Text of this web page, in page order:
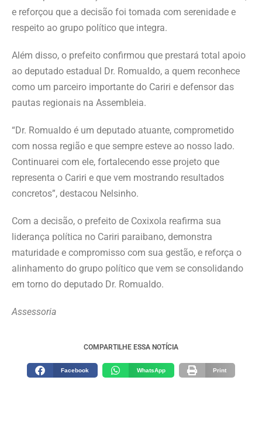
e reforçou que a decisão foi tomada com serenidade e
respeito ao grupo político que integra.
Além disso, o prefeito confirmou que prestará total apoio
ao deputado estadual Dr. Romualdo, a quem reconhece
como um parceiro importante do Cariri e defensor das
pautas regionais na Assembleia.
“Dr. Romualdo é um deputado atuante, comprometido
com nossa região e que sempre esteve ao nosso lado.
Continuarei com ele, fortalecendo esse projeto que
representa o Cariri e que vem mostrando resultados
concretos”, destacou Nelsinho.
Com a decisão, o prefeito de Coxixola reafirma sua
liderança política no Cariri paraibano, demonstra
maturidade e compromisso com sua gestão, e reforça o
alinhamento do grupo político que vem se consolidando
em torno do deputado Dr. Romualdo.
Assessoria
COMPARTILHE ESSA NOTÍCIA
Facebook WhatsApp Print